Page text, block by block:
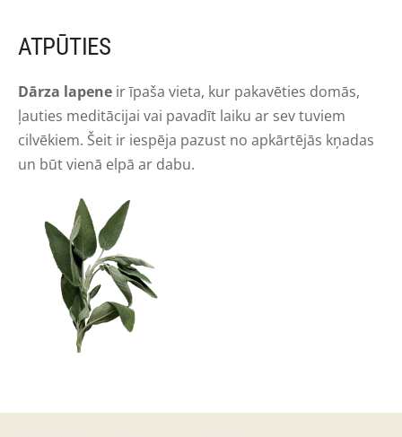
ATPŪTIES
Dārza lapene ir īpaša vieta, kur pakavēties domās,
ļauties meditācijai vai pavadīt laiku ar sev tuviem
cilvēkiem. Šeit ir iespēja pazust no apkārtējās kņadas
un būt vienā elpā ar dabu.